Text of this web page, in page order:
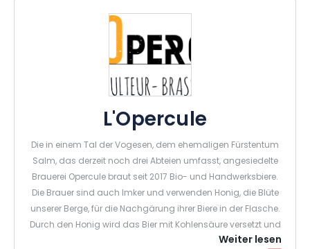
L'Opercule
Die in einem Tal der Vogesen, dem ehemaligen Fürstentum
Salm, das derzeit noch drei Abteien umfasst, angesiedelte
Brauerei Opercule braut seit 2017 Bio- und Handwerksbiere.
Die Brauer sind auch Imker und verwenden Honig, die Blüte
unserer Berge, für die Nachgärung ihrer Biere in der Flasche.
Durch den Honig wird das Bier mit Kohlensäure versetzt und
die Bitterkeit abgemildert. Der Zucker verschwindet und
Weiter lesen